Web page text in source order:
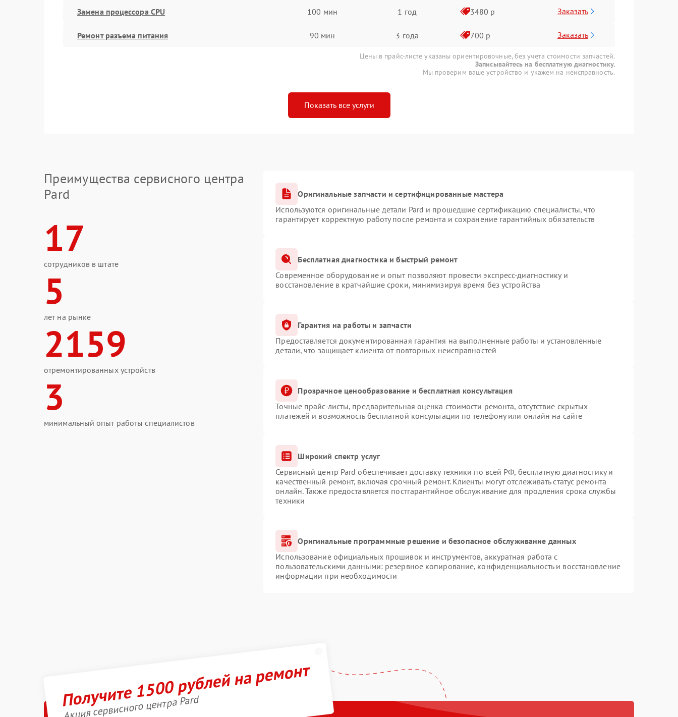
Замена процессора CPU 100 мин 1 год 3480 р Заказать
Ремонт разъема питания 90 мин 3 года 700 р Заказать
Цены в прайс-листе указаны ориентировочные, без учета стоимости запчастей.
Записывайтесь на бесплатную диагностику.
Мы проверим ваше устройство и укажем на неисправность.
Показать все услуги
Преимущества сервисного центра
Pard
17
сотрудников в штате
5
лет на рынке
2159
отремонтированных устройств
3
минимальный опыт работы специалистов
Оригинальные запчасти и сертифицированные мастера
Используются оригинальные детали Pard и прошедшие сертификацию специалисты, что
гарантирует корректную работу после ремонта и сохранение гарантийных обязательств
Бесплатная диагностика и быстрый ремонт
Современное оборудование и опыт позволяют провести экспресс-диагностику и
восстановление в кратчайшие сроки, минимизируя время без устройства
Гарантия на работы и запчасти
Предоставляется документированная гарантия на выполненные работы и установленные
детали, что защищает клиента от повторных неисправностей
Прозрачное ценообразование и бесплатная консультация
Точные прайс-листы, предварительная оценка стоимости ремонта, отсутствие скрытых
платежей и возможность бесплатной консультации по телефону или онлайн на сайте
Широкий спектр услуг
Сервисный центр Pard обеспечивает доставку техники по всей РФ, бесплатную диагностику и
качественный ремонт, включая срочный ремонт. Клиенты могут отслеживать статус ремонта
онлайн. Также предоставляется постгарантийное обслуживание для продления срока службы
техники
Оригинальные программные решение и безопасное обслуживание данных
Использование официальных прошивок и инструментов, аккуратная работа с
пользовательскими данными: резервное копирование, конфиденциальность и восстановление
информации при необходимости
Получите 1500 рублей на ремонт
Акция сервисного центра Pard